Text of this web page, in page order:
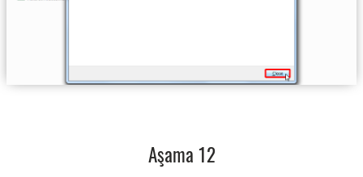
Aşama 12